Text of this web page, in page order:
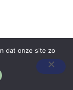
dat onze site zo